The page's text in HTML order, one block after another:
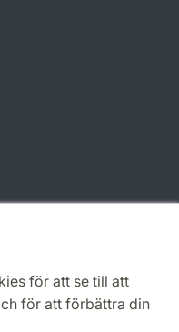
för att se till att
för att förbättra din